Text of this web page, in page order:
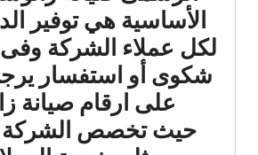
الأساسية هي توفير
لكل عملاء الشركة
شكوى أو استفسار
على ارقام صيانة
حيث تخصص الشركة